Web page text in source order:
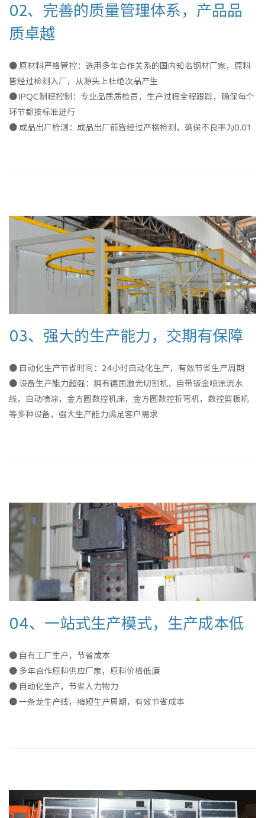
02、完善的质量管理体系，产品品
质卓越
● 原材料严格管控：选用多年合作关系的国内知名钢材厂家，原料
皆经过检测入厂，从源头上杜绝次品产生
● IPQC制程控制：专业品质质检员，生产过程全程跟踪，确保每个
环节都按标准进行
● 成品出厂检测：成品出厂前皆经过严格检测，确保不良率为0.01
03、强大的生产能力，交期有保障
● 自动化生产节省时间：24小时自动化生产，有效节省生产周期
● 设备生产能力超强：拥有德国激光切割机，自带钣金喷涂流水
线，自动喷涂，金方圆数控机床，金方圆数控折弯机，数控剪板机
等多种设备，强大生产能力满足客户需求
04、一站式生产模式，生产成本低
● 自有工厂生产，节省成本
● 多年合作原料供应厂家，原料价格低廉
● 自动化生产，节省人力物力
● 一条龙生产线，缩短生产周期，有效节省成本